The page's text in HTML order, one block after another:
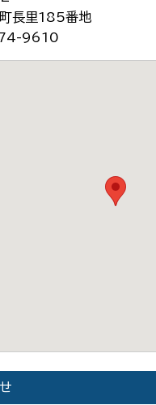
長里185番地
9610